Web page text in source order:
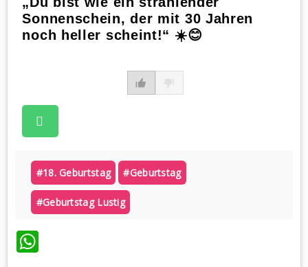
Sonnenschein, der mit 30 Jahren
noch heller scheint!“ ☀️😊
#18. Geburtstag #geburtstag
#geburtstag Lustig
WhatsApp